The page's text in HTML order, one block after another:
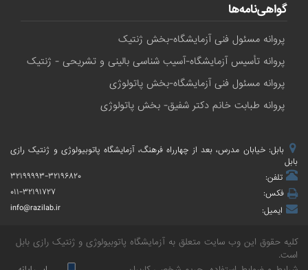
گواهی‌نامه‌ها
پروانه مسئول فنی آزمایشگاه-بخش ژنتیک
پروانه تأسیس آزمایشگاه-آسیب شناسی بالینی و تشریحی - ژنتیک
پروانه مسئول فنی آزمایشگاه-بخش پاتولوژی
پروانه طبابت خانم دکتر شفیق- بخش پاتولوژی
بابل: خیابان مدرس، بعد از چهارراه فرهنگ، آزمایشگاه پاتوبیولوژی و ژنتیک رازی
بابل
تلفن:
۳۲۱۹۹۹۹۳-۳۲۱۹۶۸۲۰
فکس:
۰۱۱-۳۲۱۹۱۷۲۷
ایمیل:
info@razilab.ir
کلیه حقوق این وب سایت متعلق به آزمایشگاه پاتوبیولوژی و ژنتیک رازی بابل
است.